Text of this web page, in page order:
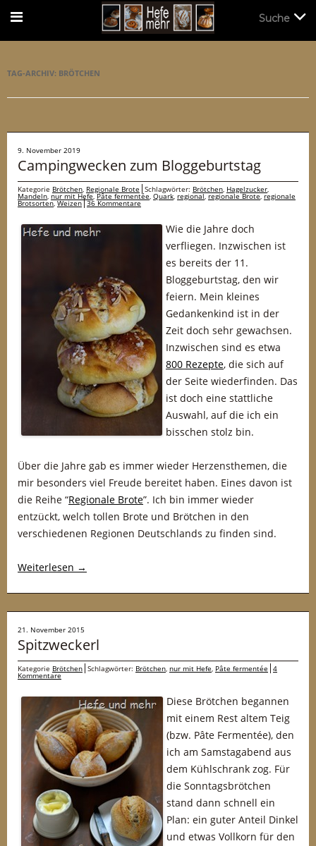
TAG-ARCHIV: BRÖTCHEN
9. November 2019
Campingwecken zum Bloggeburtstag
Kategorie Brötchen, Regionale Brote Schlagwörter: Brötchen, Hagelzucker,
Mandeln, nur mit Hefe,Pâte fermentée, Quark, regional,regionale Brote,regionale
Brotsorten,Weizen 36 Kommentare
Wie die Jahre doch
verfliegen. Inzwischen ist
es bereits der 11.
Bloggeburtstag, den wir
feiern. Mein kleines
Gedankenkind ist in der
Zeit doch sehr gewachsen.
Inzwischen sind es etwa
800 Rezepte, die sich auf
der Seite wiederfinden. Das
ist doch eine stattliche
Auswahl, auf die ich ein
bisschen stolz bin.
Über die Jahre gab es immer wieder Herzensthemen, die
mir besonders viel Freude bereitet haben. Eines davon ist
die Reihe “Regionale Brote”. Ich bin immer wieder
entzückt, welch tollen Brote und Brötchen in den
verschiedenen Regionen Deutschlands zu finden sind.
Weiterlesen →
21. November 2015
Spitzweckerl
Kategorie Brötchen Schlagwörter: Brötchen, nur mit Hefe, Pâte fermentée 4
Kommentare
Diese Brötchen begannen
mit einem Rest altem Teig
(bzw. Pâte Fermentée), den
ich am Samstagabend aus
dem Kühlschrank zog. Für
die Sonntagsbrötchen
stand dann schnell ein
Plan: ein guter Anteil Dinkel
und etwas Vollkorn für den
Suche
Suche